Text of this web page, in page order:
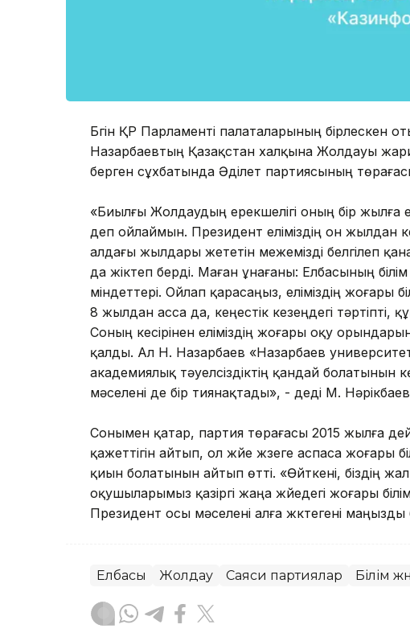
Бүгін ҚР Парламенті палаталарының
Назарбаевтың Қазақстан халқына Жолдауы
берген сұхбатында Әділет партиясының
«Биылғы Жолдаудың ерекшелігі оның бір
деп ойлаймын. Президент еліміздің он жылдан
алдағы жылдары жететін межемізді белгілеп
да жіктеп берді. Маған ұнағаны: Елбасының
міндеттері. Ойлап қарасаңыз, еліміздің жоғары
8 жылдан асса да, кеңестік кезеңдегі
Соның кесірінен еліміздің жоғары оқу
қалды. Ал Н. Назарбаев «Назарбаев
академиялық тәуелсіздіктің қандай
мәселені де бір тиянақтады», - деді М.
Сонымен қатар, партия төрағасы 2015 жылға
қажеттігін айтып, ол жүйе жүзеге аспаса
қиын болатынын айтып өтті. «Өйткені, біздің
оқушыларымыз қазіргі жаңа жүйедегі жоғары
Президент осы мәселені алға жүктегені
Елбасы Жолдау Саяси партиялар Білім